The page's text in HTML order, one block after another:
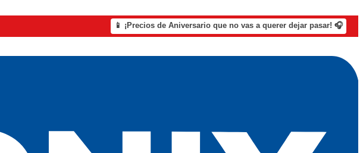
📱 ¡Precios de Aniversario que no vas a querer dejar pasar! 🎧